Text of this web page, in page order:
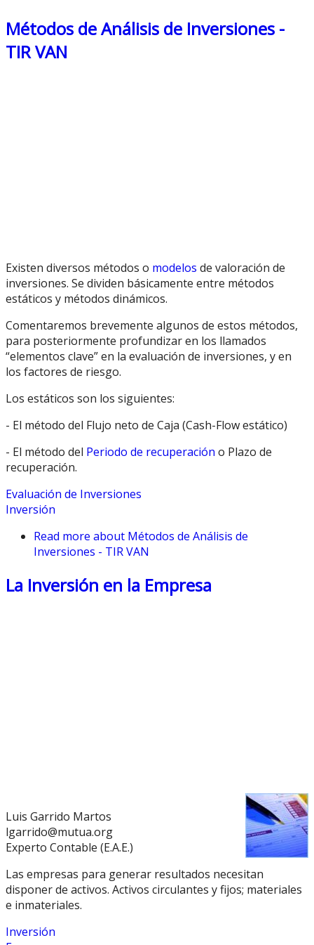
Métodos de Análisis de Inversiones -
TIR VAN
Existen diversos métodos o modelos de valoración de
inversiones. Se dividen básicamente entre métodos
estáticos y métodos dinámicos.
Comentaremos brevemente algunos de estos métodos,
para posteriormente profundizar en los llamados
“elementos clave” en la evaluación de inversiones, y en
los factores de riesgo.
Los estáticos son los siguientes:
- El método del Flujo neto de Caja (Cash-Flow estático)
- El método del Periodo de recuperación o Plazo de
recuperación.
Evaluación de Inversiones
Inversión
Read more about Métodos de Análisis de
Inversiones - TIR VAN
La Inversión en la Empresa
Luis Garrido Martos
lgarrido@mutua.org
Experto Contable (E.A.E.)
Las empresas para generar resultados necesitan
disponer de activos. Activos circulantes y fijos; materiales
e inmateriales.
Inversión